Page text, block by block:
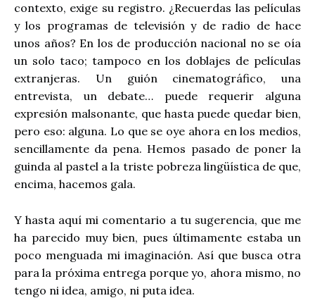
contexto, exige su registro. ¿Recuerdas las películas
y los programas de televisión y de radio de hace
unos años? En los de producción nacional no se oía
un solo taco; tampoco en los doblajes de películas
extranjeras. Un guión cinematográfico, una
entrevista, un debate… puede requerir alguna
expresión malsonante, que hasta puede quedar bien,
pero eso: alguna. Lo que se oye ahora en los medios,
sencillamente da pena. Hemos pasado de poner la
guinda al pastel a la triste pobreza lingüística de que,
encima, hacemos gala.
Y hasta aquí mi comentario a tu sugerencia, que me
ha parecido muy bien, pues últimamente estaba un
poco menguada mi imaginación. Así que busca otra
para la próxima entrega porque yo, ahora mismo, no
tengo ni idea, amigo, ni puta idea.